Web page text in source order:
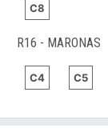
C8
R16 - MARONAS
C4 C5